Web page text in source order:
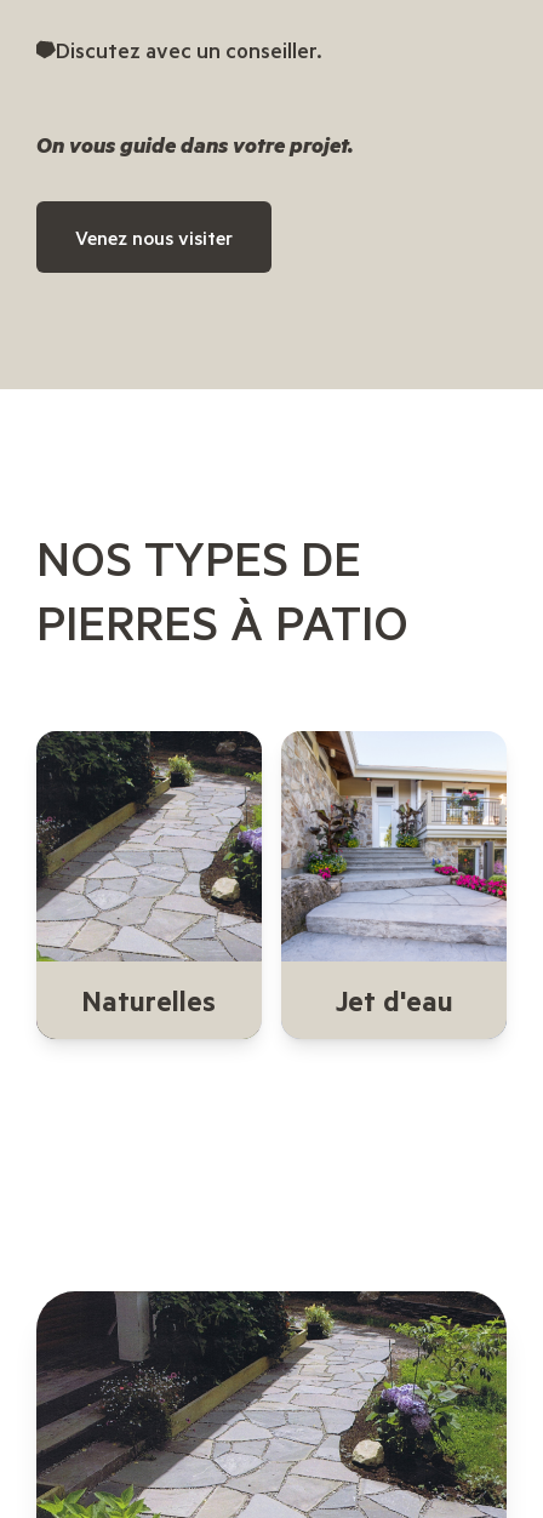
Discutez avec un conseiller.
On vous guide dans votre projet.
Venez nous visiter
NOS TYPES DE
PIERRES À PATIO
Naturelles Jet d'eau